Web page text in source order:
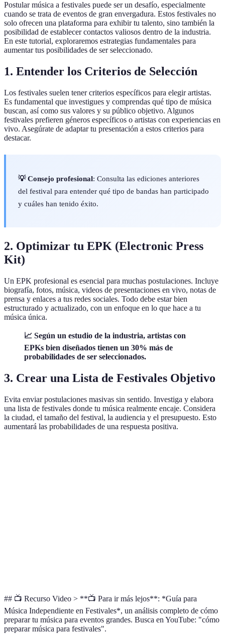
Postular música a festivales puede ser un desafío, especialmente
cuando se trata de eventos de gran envergadura. Estos festivales no
solo ofrecen una plataforma para exhibir tu talento, sino también la
posibilidad de establecer contactos valiosos dentro de la industria.
En este tutorial, exploraremos estrategias fundamentales para
aumentar tus posibilidades de ser seleccionado.
1. Entender los Criterios de Selección
Los festivales suelen tener criterios específicos para elegir artistas.
Es fundamental que investigues y comprendas qué tipo de música
buscan, así como sus valores y su público objetivo. Algunos
festivales prefieren géneros específicos o artistas con experiencias en
vivo. Asegúrate de adaptar tu presentación a estos criterios para
destacar.
💡 Consejo profesional: Consulta las ediciones anteriores
del festival para entender qué tipo de bandas han participado
y cuáles han tenido éxito.
2. Optimizar tu EPK (Electronic Press
Kit)
Un EPK profesional es esencial para muchas postulaciones. Incluye
biografía, fotos, música, videos de presentaciones en vivo, notas de
prensa y enlaces a tus redes sociales. Todo debe estar bien
estructurado y actualizado, con un enfoque en lo que hace a tu
música única.
📈 Según un estudio de la industria, artistas con
EPKs bien diseñados tienen un 30% más de
probabilidades de ser seleccionados.
3. Crear una Lista de Festivales Objetivo
Evita enviar postulaciones masivas sin sentido. Investiga y elabora
una lista de festivales donde tu música realmente encaje. Considera
la ciudad, el tamaño del festival, la audiencia y el presupuesto. Esto
aumentará las probabilidades de una respuesta positiva.
## 📺 Recurso Video > **📺 Para ir más lejos**: *Guía para
Música Independiente en Festivales*, un análisis completo de cómo
preparar tu música para eventos grandes. Busca en YouTube: "cómo
preparar música para festivales".